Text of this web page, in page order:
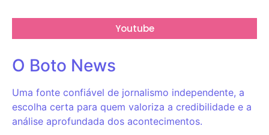
Youtube
O Boto News
Uma fonte confiável de jornalismo independente, a
escolha certa para quem valoriza a credibilidade e a
análise aprofundada dos acontecimentos.